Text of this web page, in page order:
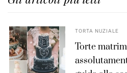
TORTA NUZIALE
Torte